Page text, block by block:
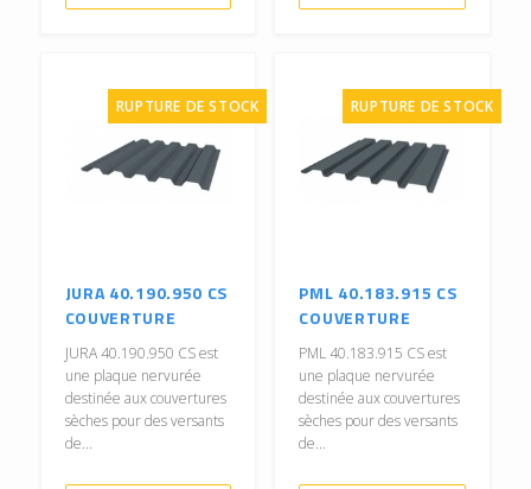
JURA 40.190.950 CS
COUVERTURE
JURA 40.190.950 CS est
une plaque nervurée
destinée aux couvertures
sèches pour des versants
de...
RUPTURE DE STOCK
PML 40.183.915 CS
COUVERTURE
PML 40.183.915 CS est
une plaque nervurée
destinée aux couvertures
sèches pour des versants
de...
RUPTURE DE STOCK